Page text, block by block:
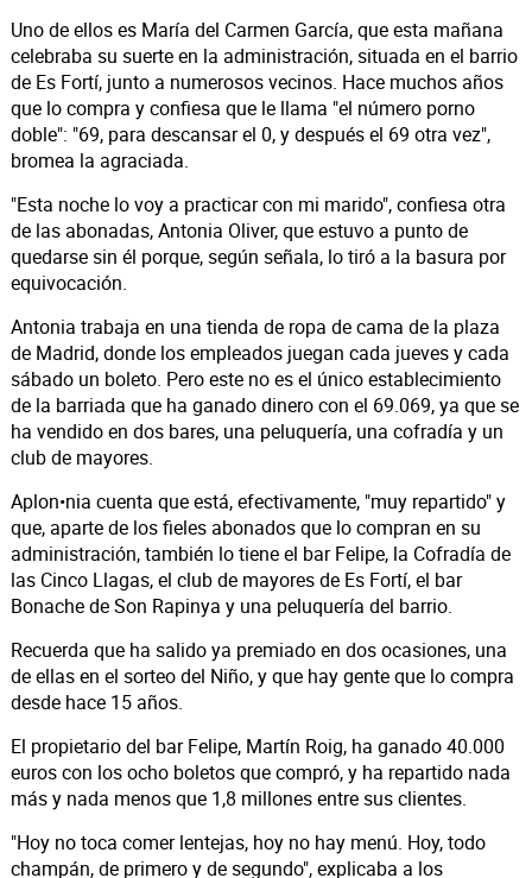
Uno de ellos es María del Carmen García, que esta mañana
celebraba su suerte en la administración, situada en el barrio
de Es Fortí, junto a numerosos vecinos. Hace muchos años
que lo compra y confiesa que le llama "el número porno
doble": "69, para descansar el 0, y después el 69 otra vez",
bromea la agraciada.
"Esta noche lo voy a practicar con mi marido", confiesa otra
de las abonadas, Antonia Oliver, que estuvo a punto de
quedarse sin él porque, según señala, lo tiró a la basura por
equivocación.
Antonia trabaja en una tienda de ropa de cama de la plaza
de Madrid, donde los empleados juegan cada jueves y cada
sábado un boleto. Pero este no es el único establecimiento
de la barriada que ha ganado dinero con el 69.069, ya que se
ha vendido en dos bares, una peluquería, una cofradía y un
club de mayores.
Aplon•nia cuenta que está, efectivamente, "muy repartido" y
que, aparte de los fieles abonados que lo compran en su
administración, también lo tiene el bar Felipe, la Cofradía de
las Cinco Llagas, el club de mayores de Es Fortí, el bar
Bonache de Son Rapinya y una peluquería del barrio.
Recuerda que ha salido ya premiado en dos ocasiones, una
de ellas en el sorteo del Niño, y que hay gente que lo compra
desde hace 15 años.
El propietario del bar Felipe, Martín Roig, ha ganado 40.000
euros con los ocho boletos que compró, y ha repartido nada
más y nada menos que 1,8 millones entre sus clientes.
"Hoy no toca comer lentejas, hoy no hay menú. Hoy, todo
champán, de primero y de segundo", explicaba a los